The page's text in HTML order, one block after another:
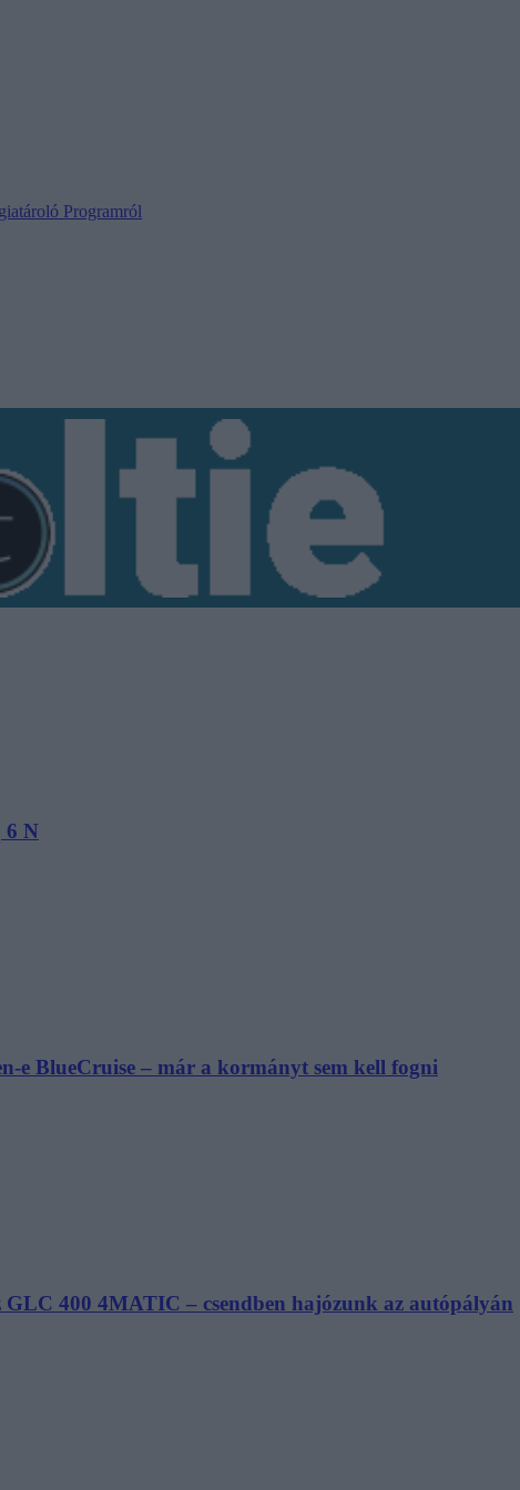
Programról
6 N
e BlueCruise – már a kormányt sem kell fogni
GLC 400 4MATIC – csendben hajózunk az autópályán